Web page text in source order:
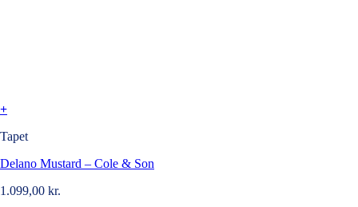
+
Tapet
Delano Mustard – Cole & Son
1.099,00 kr.